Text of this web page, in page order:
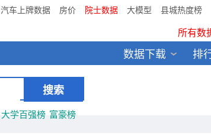
汽车上牌数据 房价 院士数据 大模型
县城热度榜
鸥维数据发布：2024中国大
所有数
全新医院库 包含11万多医疗
排
数据下载
大学百强榜 富豪榜